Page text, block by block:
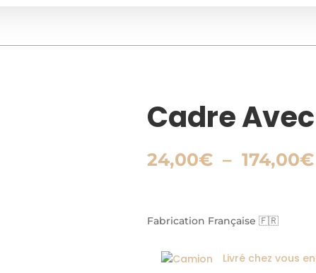
Cadre
24,00€ – 174,00€
Fabrication Française 🇫🇷
Livré chez vous